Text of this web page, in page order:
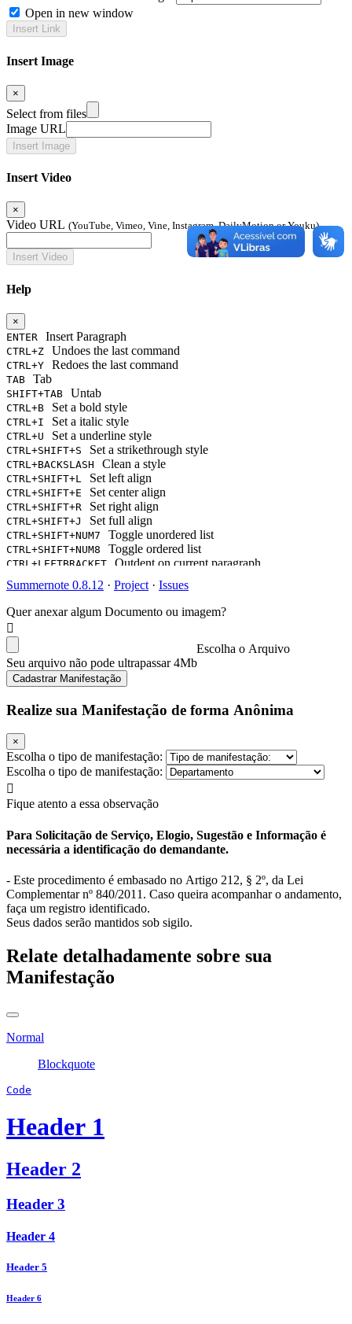
Open in new window
Insert Image
×
Select from files
Image URL
Insert Video
×
Video URL (YouTube, Vimeo, Vine, Instagram, DailyMotion or Youku)
Help
×
ENTER
Insert Paragraph
CTRL+Z Undoes the last command
CTRL+Y Redoes the last command
TAB Tab
SHIFT+TAB Untab
CTRL+B Set a bold style
CTRL+I Set a italic style
CTRL+U Set a underline style
CTRL+SHIFT+S Set a strikethrough style
CTRL+BACKSLASH Clean a style
CTRL+SHIFT+L Set left align
CTRL+SHIFT+E Set center align
CTRL+SHIFT+R Set right align
CTRL+SHIFT+J Set full align
CTRL+SHIFT+NUM7 Toggle unordered list
CTRL+SHIFT+NUM8 Toggle ordered list
CTRL+LEFTBRACKET Outdent on current paragraph
CTRL+NUM0 Change current block's format as a paragraph(P tag)
CTRL+NUM1 Change current block's format as H1
CTRL+NUM2 Change current block's format as H2
CTRL+NUM3
CTRL+NUM4 Change current block's format as H4
CTRL+NUM5 Change current block's format as H5
CTRL+NUM6 Change current block's format as H6
Insert horizontal rule
CTRL+K Show Link Dialog
Summernote 0.8.12 · Project · Issues
Quer anexar algum Documento ou imagem?
Escolha o Arquivo
Seu arquivo não pode ultrapassar 4Mb
Cadastrar Manifestação
Realize sua Manifestação de forma Anônima
×
Escolha o tipo de manifestação:
Escolha o tipo de manifestação:
Fique atento a essa observação
Para Solicitação de Serviço, Elogio, Sugestão e Informação é
necessária a identificação do demandante.
- Este procedimento é embasado no Artigo 212, § 2º, da Lei
Complementar nº 840/2011. Caso queira acompanhar o andamento,
faça um registro identificado.
Seus dados serão mantidos sob sigilo.
Relate detalhadamente sobre sua
Manifestação
Normal
Blockquote
Code
Header 1
Header 2
Header 3
Header 4
Header 5
Header 6